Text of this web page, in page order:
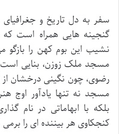
سفر به دل تاریخ و جغرافیای
گنجینه هایی همراه است
نشیب این بوم کهن را بازگو
مسجد ملک زوزن، بنایی
رضوی، چون نگینی درخشان از
مسجد نه تنها یادآور اوج
بلکه با ابهاماتی در نام
کنجکاوی هر بیننده ای را برمی